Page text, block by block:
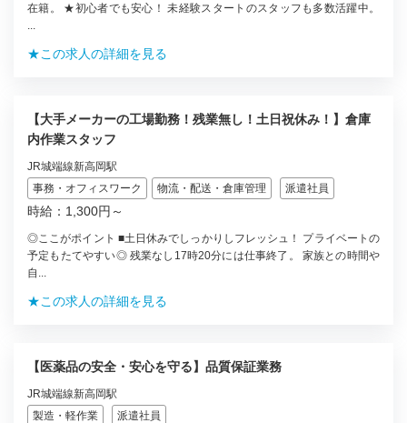
在籍。 ★初心者でも安心！ 未経験スタートのスタッフも多数活躍中。
★この求人の詳細を見る
【大手メーカーの工場勤務！残業無し！土日祝休み！】倉庫
内作業スタッフ
JR城端線新高岡駅
事務・オフィスワーク
物流・配送・倉庫管理 派遣社員
時給：1,300円～
◎ここがポイント ■土日休みでしっかりしフレッシュ！ プライベートの
予定もたてやすい◎ 残業なし17時20分には仕事終了。 家族との時間や
自...
★この求人の詳細を見る
【医薬品の安全・安心を守る】品質保証業務
JR城端線新高岡駅
製造・軽作業
派遣社員